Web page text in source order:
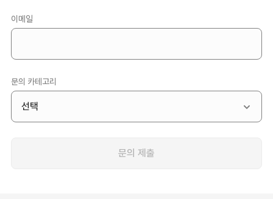
이메일
문의 카테고리
선택
문의 제출